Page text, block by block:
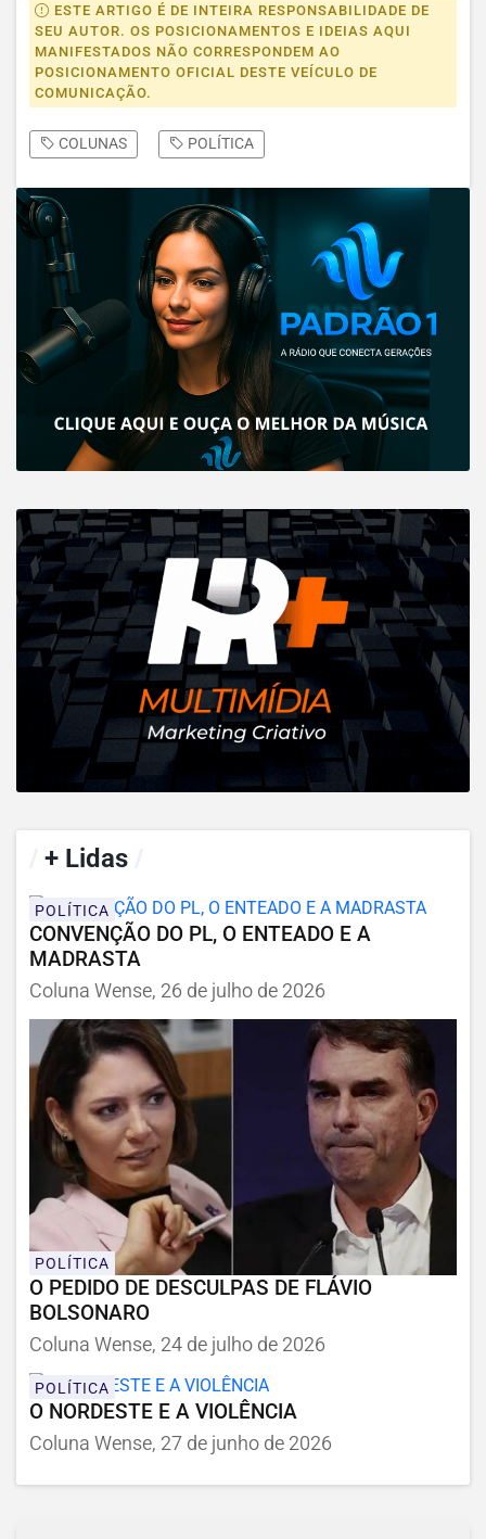
ESTE ARTIGO É DE INTEIRA RESPONSABILIDADE DE
SEU AUTOR. OS POSICIONAMENTOS E IDEIAS AQUI
MANIFESTADOS NÃO CORRESPONDEM AO
POSICIONAMENTO OFICIAL DESTE VEÍCULO DE
COMUNICAÇÃO.
COLUNAS POLÍTICA
+ Lidas
POLÍTICA
CONVENÇÃO DO PL, O ENTEADO E A
MADRASTA
Coluna Wense, 26 de julho de 2026
POLÍTICA
O PEDIDO DE DESCULPAS DE FLÁVIO
BOLSONARO
Coluna Wense, 24 de julho de 2026
POLÍTICA
O NORDESTE E A VIOLÊNCIA
Coluna Wense, 27 de junho de 2026